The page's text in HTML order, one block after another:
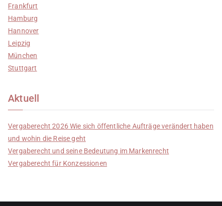
Frankfurt
Hamburg
Hannover
Leipzig
München
Stuttgart
Aktuell
Vergaberecht 2026 Wie sich öffentliche Aufträge verändert haben
und wohin die Reise geht
Vergaberecht und seine Bedeutung im Markenrecht
Vergaberecht für Konzessionen